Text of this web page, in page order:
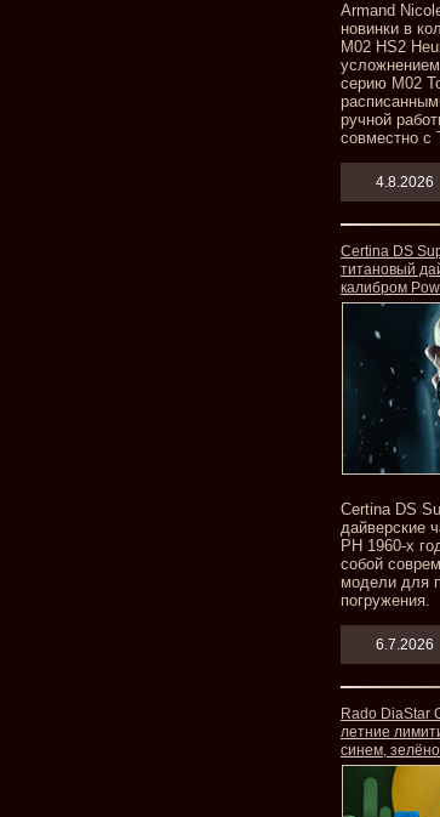
Armand
новинки в
M02 HS2
серию M02
ручной
совместно с
4.8.2026
Certina DS
титановый
калибром
Certina DS
дайверские
PH 1960-х
собой
модели для
погружения.
6.7.2026
Rado DiaStar
летние
синем,